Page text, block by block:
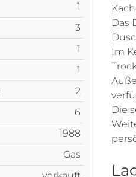
Das
Im
Die
1
3
1
1
2
6
1988
Gas